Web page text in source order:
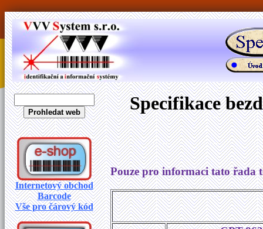
Internetový obchod
Barcode
Vše pro čárový kód
Specifikace
Pouze pro informaci tato řada